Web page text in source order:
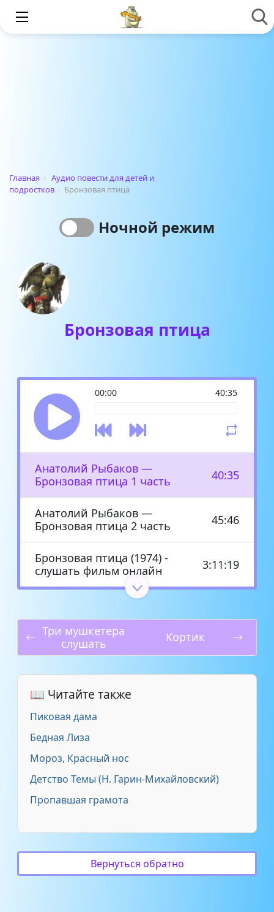
Главная › Аудио повести для детей и
подростков › Бронзовая птица
Ночной режим
Бронзовая птица
00:00 40:35
Анатолий Рыбаков —
Бронзовая птица 1 часть
40:35
Анатолий Рыбаков —
Бронзовая птица 2 часть
45:46
Бронзовая птица (1974) -
слушать фильм онлайн
3:11:19
Рыбаков Анатолий Бронзовая
птица - радиопостановка
Три мушкетера
слушать
Кортик
📖 Читайте также
Пиковая дама
Бедная Лиза
Мороз, Красный нос
Детство Темы (Н. Гарин-Михайловский)
Пропавшая грамота
Вернуться обратно